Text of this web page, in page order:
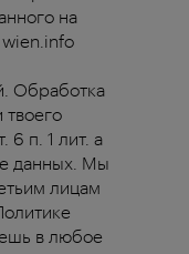
на
wien.info
Обработка
твоего
6 п. 1 лит. a
данных. Мы
лицам
в любое